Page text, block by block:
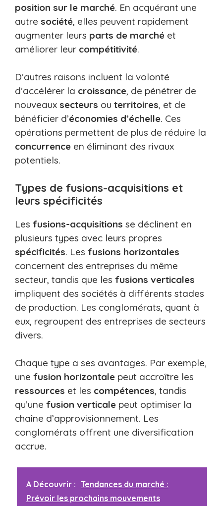
position sur le marché. En acquérant une
autre société, elles peuvent rapidement
augmenter leurs parts de marché et
améliorer leur compétitivité.
D’autres raisons incluent la volonté
d’accélérer la croissance, de pénétrer de
nouveaux secteurs ou territoires, et de
bénéficier d’économies d’échelle. Ces
opérations permettent de plus de réduire la
concurrence en éliminant des rivaux
potentiels.
Types de fusions-acquisitions et
leurs spécificités
Les fusions-acquisitions se déclinent en
plusieurs types avec leurs propres
spécificités. Les fusions horizontales
concernent des entreprises du même
secteur, tandis que les fusions verticales
impliquent des sociétés à différents stades
de production. Les conglomérats, quant à
eux, regroupent des entreprises de secteurs
divers.
Chaque type a ses avantages. Par exemple,
une fusion horizontale peut accroître les
ressources et les compétences, tandis
qu’une fusion verticale peut optimiser la
chaîne d’approvisionnement. Les
conglomérats offrent une diversification
accrue.
A Découvrir : Tendances du marché :
Prévoir les prochains mouvements